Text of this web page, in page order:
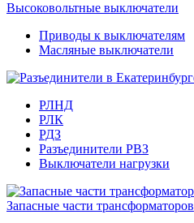
Высоковольтные выключатели
Приводы к выключателям
Масляные выключатели
РЛНД
РЛК
РДЗ
Разъединители РВЗ
Выключатели нагрузки
Запасные части трансформаторов